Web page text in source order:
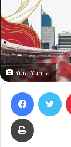
Yura Yunita